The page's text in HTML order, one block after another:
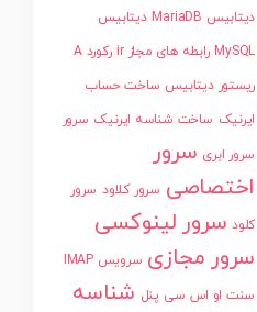
دیتابیس MariaDB
دیتابیس
MySQL رابطه های مجاز ir
رکورد A
ریستور دیتابیس ساخت حساب
ایرنیک ساخت شناسه ایرنیک سرور
سرور ابری سرور
اختصاصی سرور کلاود سرور
کلود سرور لینوکسی
سرور مجازی سرویس IMAP
سنت او اس سی پنل شناسه